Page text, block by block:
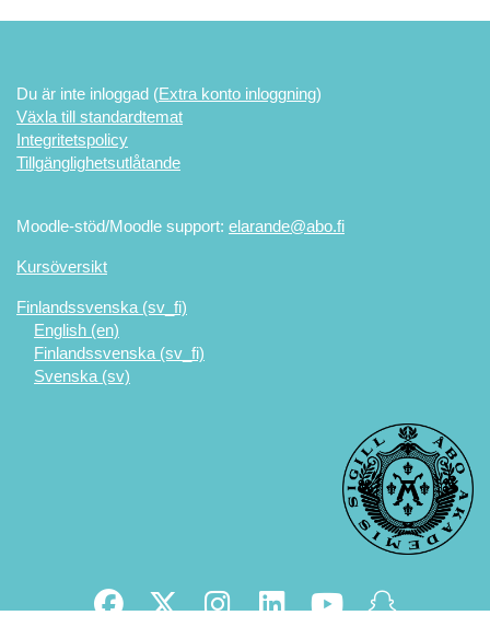
Du är inte inloggad (Extra konto inloggning)
Växla till standardtemat
Integritetspolicy
Tillgänglighetsutlåtande
Moodle-stöd/Moodle support: elarande@abo.fi
Kursöversikt
Finlandssvenska ‎(sv_fi)‎
English ‎(en)‎
Finlandssvenska ‎(sv_fi)‎
Svenska ‎(sv)‎